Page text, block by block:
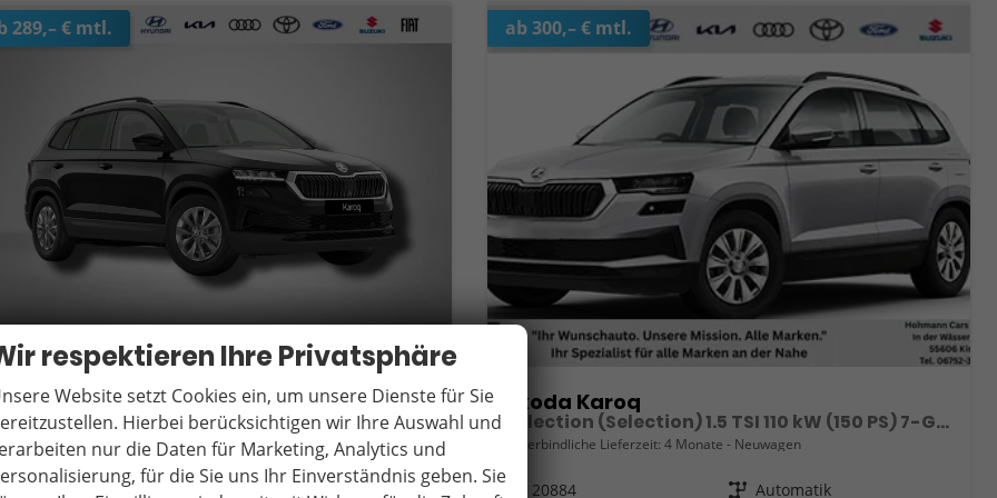
289,– € mtl.
Karoq
1.5 TSI 6-Gang
Lieferzeit:10 Tage Neuwagen
Getriebe
Schaltgetriebe
ab 300,– € mtl.
Skoda Karoq
Selection (Selection) 1.5 TSI 110 kW (150 PS) 7-Gang DSG
unverbindliche Lieferzeit: 4 Monate Neuwagen
20884 Getriebe Automatik
respektieren Ihre Privatsphäre
Website setzt Cookies ein, um unsere Dienste für Sie
Hierbei berücksichtigen wir Ihre Auswahl und
nur die Daten für Marketing, Analytics und
für die Sie uns Ihr Einverständnis geben. Sie